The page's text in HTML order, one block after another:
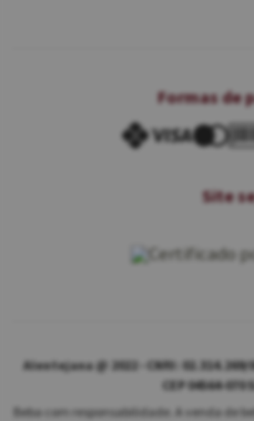
Formas de
Site
Alentejana @ 2022 - CNPJ:
CEP 04564-070
Beba com responsabilidade. A venda de